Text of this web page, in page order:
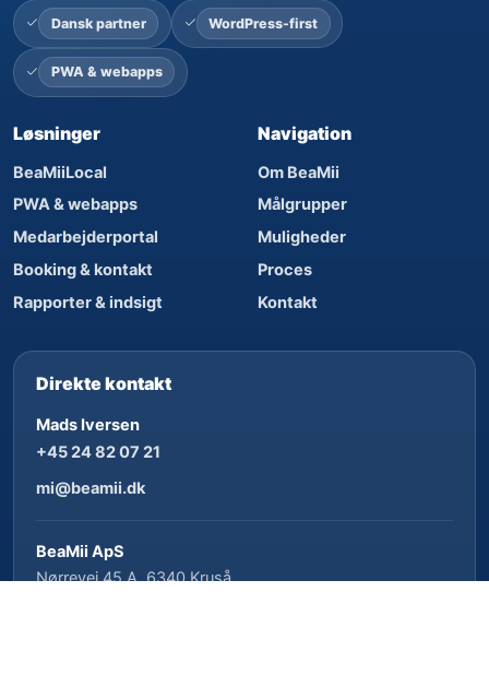
Dansk partner WordPress-first
PWA & webapps
Løsninger
BeaMiiLocal
PWA & webapps
Medarbejderportal
Booking & kontakt
Rapporter & indsigt
Navigation
Om BeaMii
Målgrupper
Muligheder
Proces
Kontakt
Direkte kontakt
Mads Iversen
+45 24 82 07 21
mi@beamii.dk
BeaMii ApS
Nørrevej 45 A, 6340 Kruså